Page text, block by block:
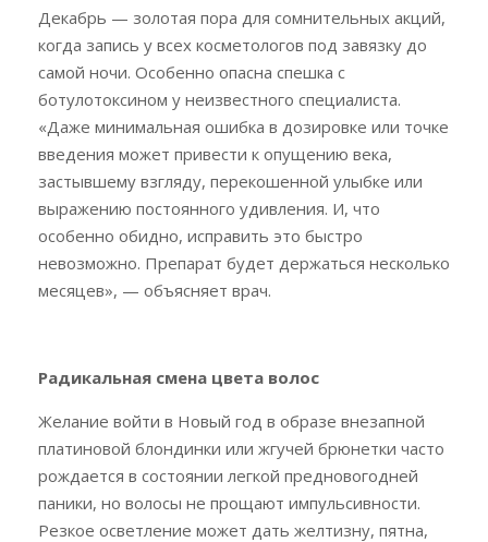
Декабрь — золотая пора для сомнительных акций,
когда запись у всех косметологов под завязку до
самой ночи. Особенно опасна спешка с
ботулотоксином у неизвестного специалиста.
«Даже минимальная ошибка в дозировке или точке
введения может привести к опущению века,
застывшему взгляду, перекошенной улыбке или
выражению постоянного удивления. И, что
особенно обидно, исправить это быстро
невозможно. Препарат будет держаться несколько
месяцев», — объясняет врач.
Радикальная смена цвета волос
Желание войти в Новый год в образе внезапной
платиновой блондинки или жгучей брюнетки часто
рождается в состоянии легкой предновогодней
паники, но волосы не прощают импульсивности.
Резкое осветление может дать желтизну, пятна,